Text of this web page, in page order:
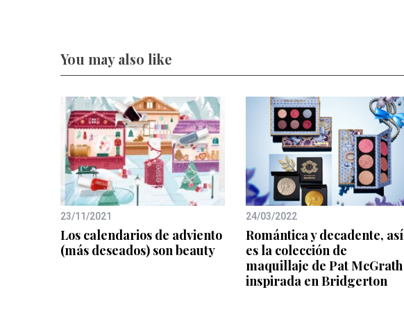
You may also like
23/11/2021
Los calendarios de adviento
(más deseados) son beauty
24/03/2022
Romántica y decadente, así
es la colección de
maquillaje de Pat McGrath
inspirada en Bridgerton